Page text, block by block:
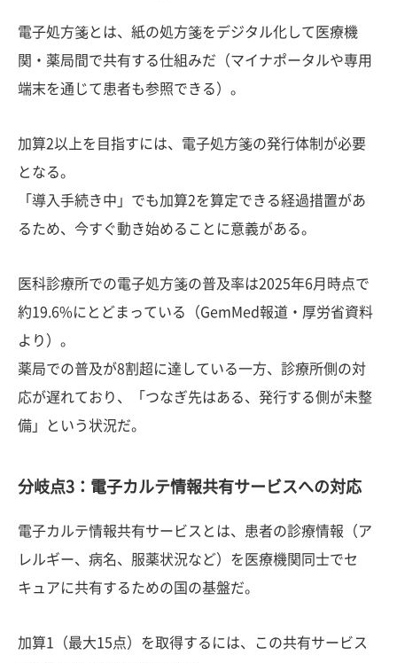
電子処方箋とは、紙の処方箋をデジタル化して医療機
関・薬局間で共有する仕組みだ（マイナポータルや専用
端末を通じて患者も参照できる）。
加算2以上を目指すには、電子処方箋の発行体制が必要
となる。
「導入手続き中」でも加算2を算定できる経過措置があ
るため、今すぐ動き始めることに意義がある。
医科診療所での電子処方箋の普及率は2025年6月時点で
約19.6%にとどまっている（GemMed報道・厚労省資料
より）。
薬局での普及が8割超に達している一方、診療所側の対
応が遅れており、「つなぎ先はある、発行する側が未整
備」という状況だ。
分岐点3：電子カルテ情報共有サービスへの対応
電子カルテ情報共有サービスとは、患者の診療情報（ア
レルギー、病名、服薬状況など）を医療機関同士でセ
キュアに共有するための国の基盤だ。
加算1（最大15点）を取得するには、この共有サービス